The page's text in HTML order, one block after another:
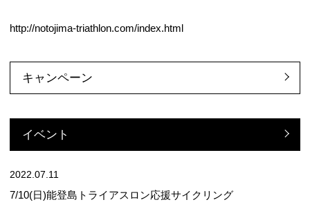
http://notojima-triathlon.com/index.html
キャンペーン
イベント
2022.07.11
7/10(日)能登島トライアスロン応援サイクリング